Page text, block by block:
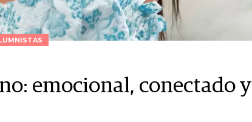
emocional, conectado y